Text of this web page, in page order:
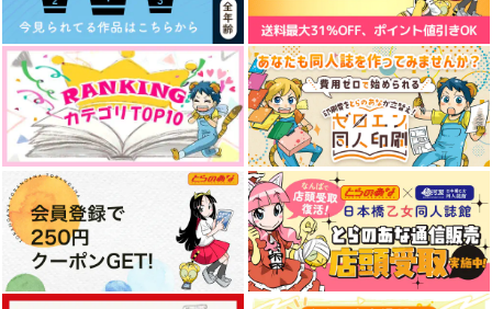
作品詳細 作品詳細 作品詳細
つきひひととせ
ねぼけ布団
専売 787円（税込）
ヒプノシスマイク
躑躅森盧笙×白膠木簓
サンプル
カート
天使の笛は二度鳴らな
い
ルノマエ
専売 1,085円（税込）
ヒプノシスマイク
碧棺左馬刻×白膠木簓
サンプル
カート
君とともに歩む未来
キミが創ったボク
専売 817円（税込）
ヒプノシスマイク
白膠木簓×波羅夷空却
サンプル
カート